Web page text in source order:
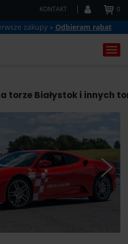
KONTAKT 0
zakupy » Odbieram rabat
torze Białystok i innych